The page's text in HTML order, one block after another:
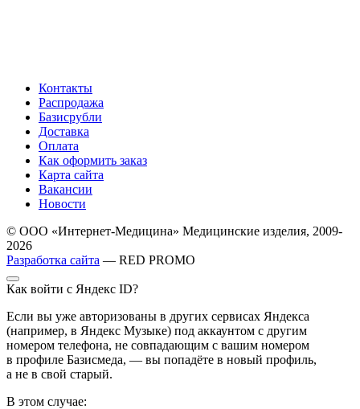
Контакты
Распродажа
Базисрубли
Доставка
Оплата
Как оформить заказ
Карта сайта
Вакансии
Новости
© ООО «Интернет-Медицина» Медицинские изделия, 2009-
2026
Разработка сайта — RED PROMO
Как войти с Яндекс ID?
Если вы уже авторизованы в других сервисах Яндекса
(например, в Яндекс Музыке) под аккаунтом с другим
номером телефона, не совпадающим с вашим номером
в профиле Базисмеда, — вы попадёте в новый профиль,
а не в свой старый.
В этом случае: